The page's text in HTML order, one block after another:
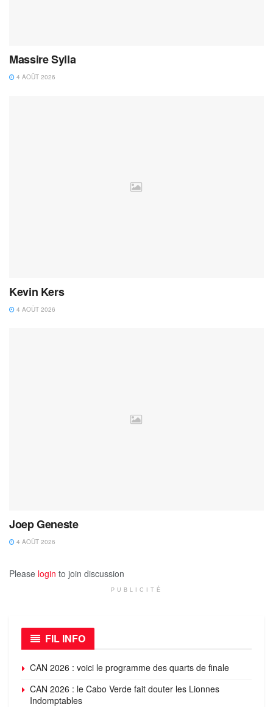
Massire Sylla
4 AOÛT 2026
Kevin Kers
4 AOÛT 2026
Joep Geneste
4 AOÛT 2026
Please login to join discussion
PUBLICITÉ
FIL INFO
CAN 2026 : voici le programme des quarts de finale
CAN 2026 : le Cabo Verde fait douter les Lionnes
Indomptables